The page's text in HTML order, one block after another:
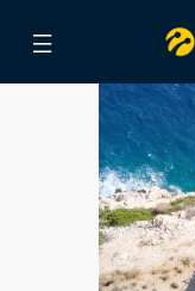
BASIN BÜLTENLERİ
VİDEOLAR
GÖRSEL ARŞİV